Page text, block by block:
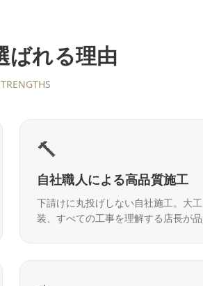
ばれる理由
🔨
自社職人による高品質施工
下請けに丸投げしない自社施工。大
装、すべての工事を理解する店長が品